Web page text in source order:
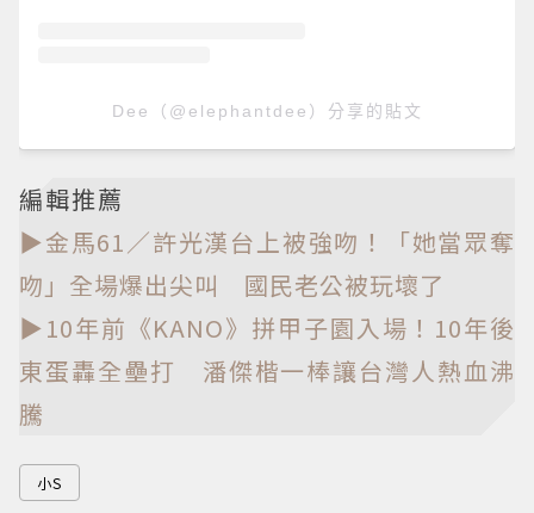
Dee（@elephantdee）分享的貼文
編輯推薦
▶金馬61／許光漢台上被強吻！「她當眾奪
吻」全場爆出尖叫 國民老公被玩壞了
▶10年前《KANO》拼甲子園入場！10年後
東蛋轟全壘打 潘傑楷一棒讓台灣人熱血沸
騰
小S